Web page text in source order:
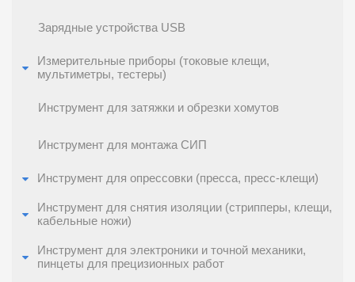
Зарядные устройства USB
Измерительные приборы (токовые клещи,
мультиметры, тестеры)
Инструмент для затяжки и обрезки хомутов
Инструмент для монтажа СИП
Инструмент для опрессовки (пресса, пресс-клещи)
Инструмент для снятия изоляции (стрипперы, клещи,
кабельные ножи)
Инструмент для электроники и точной механики,
пинцеты для прецизионных работ